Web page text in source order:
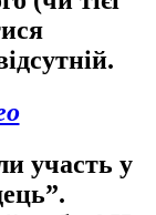
участь у